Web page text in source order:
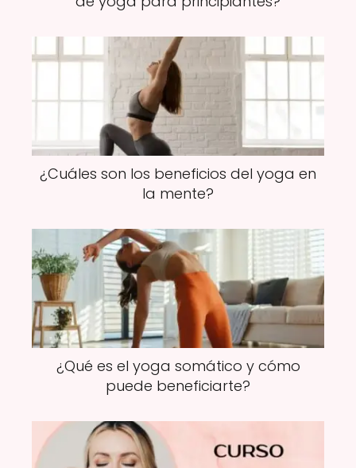
¿Cuáles son los beneficios del yoga en
la mente?
¿Qué es el yoga somático y cómo
puede beneficiarte?